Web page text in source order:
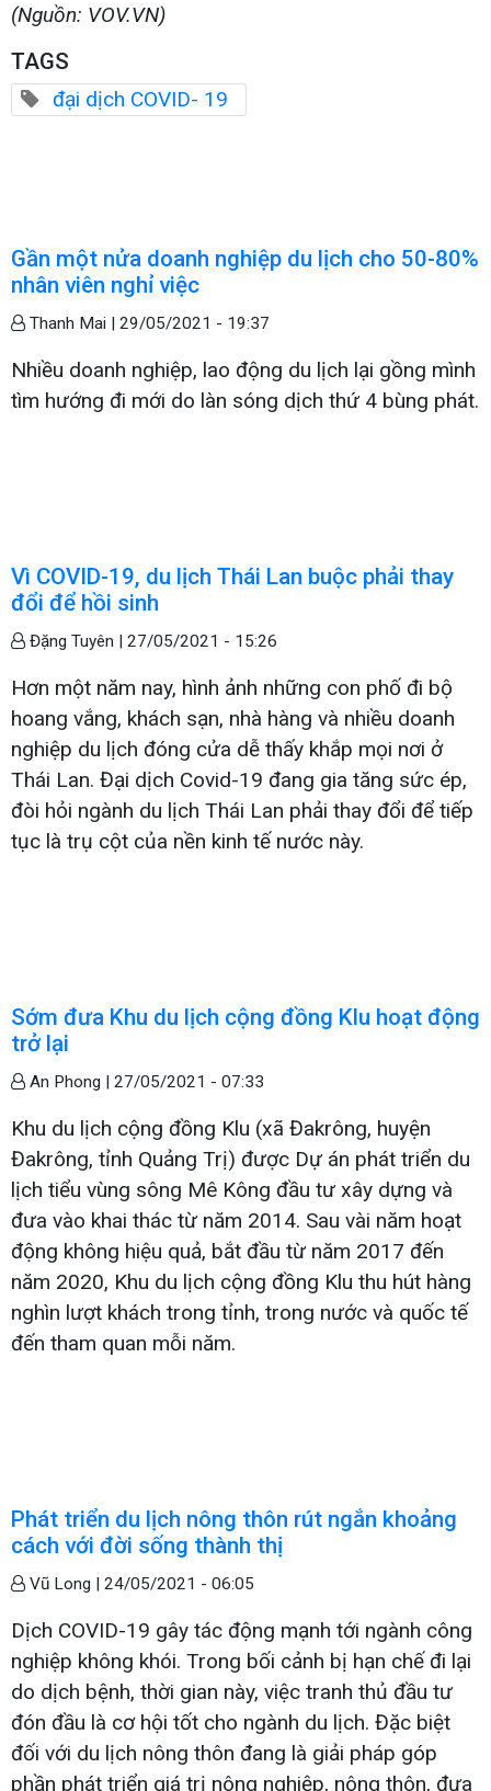
(Nguồn: VOV.VN)
TAGS
đại dịch COVID- 19
Gần một nửa doanh nghiệp du lịch cho 50-80%
nhân viên nghỉ việc
Thanh Mai | 29/05/2021 - 19:37
Nhiều doanh nghiệp, lao động du lịch lại gồng mình
tìm hướng đi mới do làn sóng dịch thứ 4 bùng phát.
Vì COVID-19, du lịch Thái Lan buộc phải thay
đổi để hồi sinh
Đặng Tuyên | 27/05/2021 - 15:26
Hơn một năm nay, hình ảnh những con phố đi bộ
hoang vắng, khách sạn, nhà hàng và nhiều doanh
nghiệp du lịch đóng cửa dễ thấy khắp mọi nơi ở
Thái Lan. Đại dịch Covid-19 đang gia tăng sức ép,
đòi hỏi ngành du lịch Thái Lan phải thay đổi để tiếp
tục là trụ cột của nền kinh tế nước này.
Sớm đưa Khu du lịch cộng đồng Klu hoạt động
trở lại
An Phong | 27/05/2021 - 07:33
Khu du lịch cộng đồng Klu (xã Đakrông, huyện
Đakrông, tỉnh Quảng Trị) được Dự án phát triển du
lịch tiểu vùng sông Mê Kông đầu tư xây dựng và
đưa vào khai thác từ năm 2014. Sau vài năm hoạt
động không hiệu quả, bắt đầu từ năm 2017 đến
năm 2020, Khu du lịch cộng đồng Klu thu hút hàng
nghìn lượt khách trong tỉnh, trong nước và quốc tế
đến tham quan mỗi năm.
Phát triển du lịch nông thôn rút ngắn khoảng
cách với đời sống thành thị
Vũ Long | 24/05/2021 - 06:05
Dịch COVID-19 gây tác động mạnh tới ngành công
nghiệp không khói. Trong bối cảnh bị hạn chế đi lại
do dịch bệnh, thời gian này, việc tranh thủ đầu tư
đón đầu là cơ hội tốt cho ngành du lịch. Đặc biệt
đối với du lịch nông thôn đang là giải pháp góp
phần phát triển giá trị nông nghiệp, nông thôn, đưa